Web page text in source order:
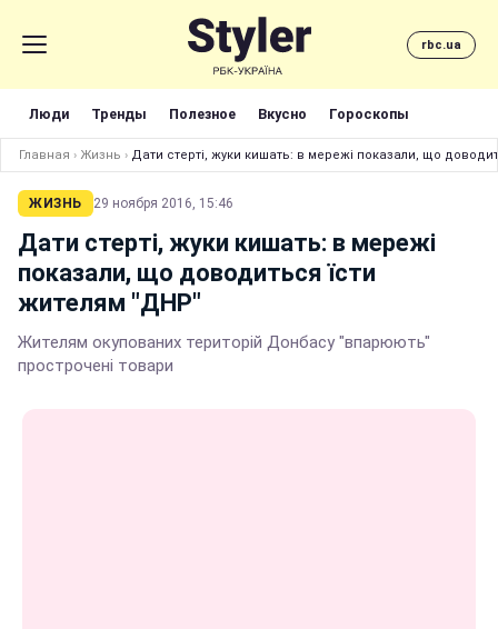
rbc.ua
Люди Тренды Полезное Вкусно Гороскопы
Главная › Жизнь › Дати стерті, жуки кишать: в мережі показали, що
ЖИЗНЬ 29 ноября 2016, 15:46
Дати стерті, жуки кишать: в мережі
показали, що доводиться їсти
жителям "ДНР"
Жителям окупованих територій Донбасу "впарюють"
прострочені товари